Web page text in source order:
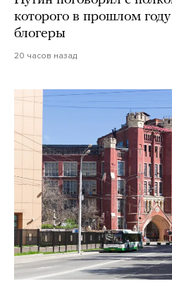
которого в прошлом
блогеры
20 часов назад